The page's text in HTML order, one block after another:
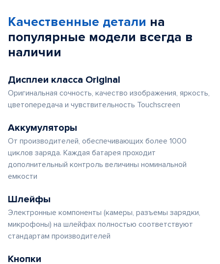
Качественные детали на
популярные модели всегда в
наличии
Дисплеи класса Original
Оригинальная сочность, качество изображения, яркость,
цветопередача и чувствительность Touchscreen
Аккумуляторы
От производителей, обеспечивающих более 1000
циклов заряда. Каждая батарея проходит
дополнительный контроль величины номинальной
емкости
Шлейфы
Электронные компоненты (камеры, разъемы зарядки,
микрофоны) на шлейфах полностью соответствуют
стандартам производителей
Кнопки